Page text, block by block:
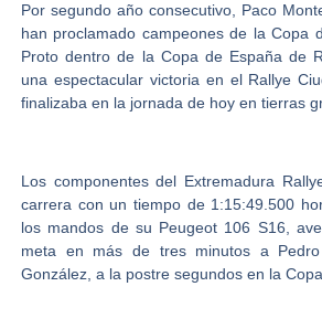
Por segundo año consecutivo, Paco
han proclamado campeones de la Copa
Protodentro de la Copa de España de
una espectacular victoria en el Rallye
finalizaba en la jornada de hoy en tierras
Los componentes del Extremadura
carrera con un tiempo de 1:15:49.500
los mandos de su Peugeot 106 S16,
meta en más de tres minutos a
González, a la postre segundos en la Copa.